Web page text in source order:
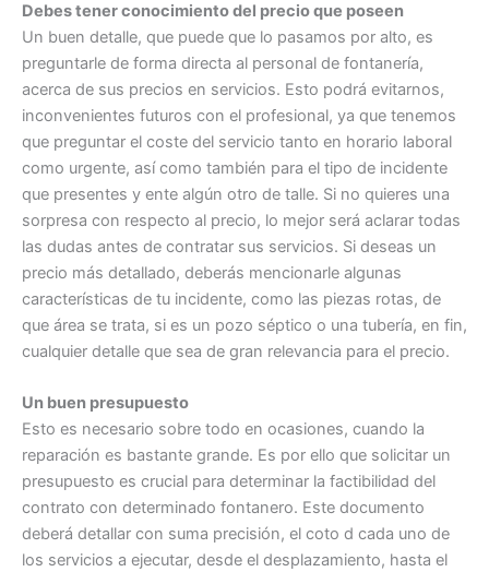
Debes tener conocimiento del precio que poseen
Un buen detalle, que puede que lo pasamos por alto, es
preguntarle de forma directa al personal de fontanería,
acerca de sus precios en servicios. Esto podrá evitarnos,
inconvenientes futuros con el profesional, ya que tenemos
que preguntar el coste del servicio tanto en horario laboral
como urgente, así como también para el tipo de incidente
que presentes y ente algún otro de talle. Si no quieres una
sorpresa con respecto al precio, lo mejor será aclarar todas
las dudas antes de contratar sus servicios. Si deseas un
precio más detallado, deberás mencionarle algunas
características de tu incidente, como las piezas rotas, de
que área se trata, si es un pozo séptico o una tubería, en fin,
cualquier detalle que sea de gran relevancia para el precio.
Un buen presupuesto
Esto es necesario sobre todo en ocasiones, cuando la
reparación es bastante grande. Es por ello que solicitar un
presupuesto es crucial para determinar la factibilidad del
contrato con determinado fontanero. Este documento
deberá detallar con suma precisión, el coto d cada uno de
los servicios a ejecutar, desde el desplazamiento, hasta el